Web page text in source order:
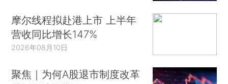
摩尔线程拟赴港上市 上半年
营收同比增长147%
2026年08月10日
聚焦｜为何A股退市制度改革